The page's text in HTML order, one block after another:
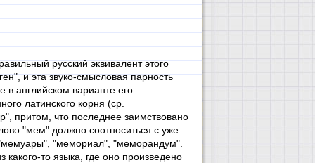
русский эквивалент этого
и эта звуко-смысловая парность
английском варианте его
латинского корня (ср.
притом, что последнее заимствовано
"мем" должно соотноситься с уже
"мемуары", "мемориал", "меморандум".
то языка, где оно произведено